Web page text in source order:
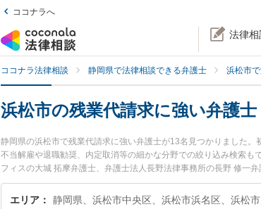
ココナラへ
法律相
ココナラ法律相談 静岡県で法律相談できる弁護士 浜松市
浜松市の残業代請求に強い弁護士
静岡県の浜松市で残業代請求に強い弁護士が13名見つかりました
不当解雇や退職勧奨、内定取消等の細かな分野での絞り込み検索
フィスの大城 拓摩弁護士、弁護士法人長野法律事務所の長野 修一
代請求のトラブルを今すぐに弁護士に相談したい』『残業代請求
の弁護士に相談予約したい』などでお困りの相談者さんにおすすめ
エリア 静岡県、浜松市中央区、浜松市浜名区、浜松